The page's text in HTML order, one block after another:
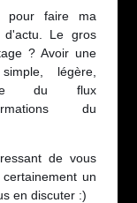
pour faire ma
d'actu. Le gros
? Avoir une
légère,
du flux
du
de vous
un
en discuter :)